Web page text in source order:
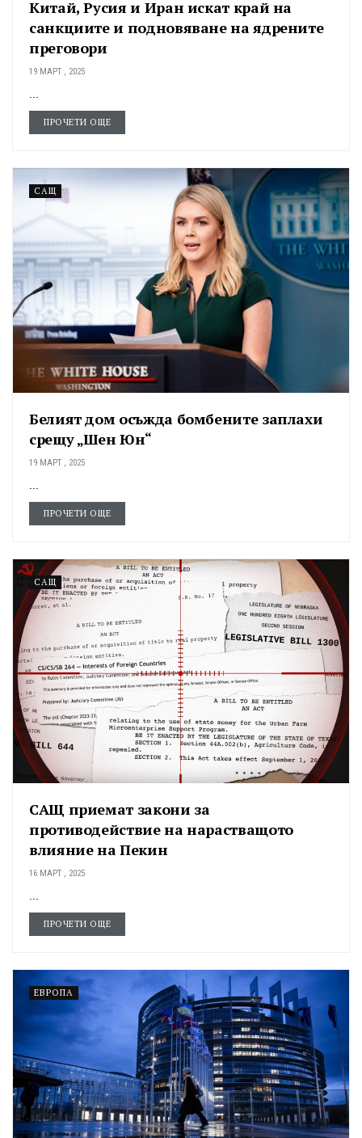
Китай, Русия и Иран искат край на
санкциите и подновяване на ядрените
преговори
19 МАРТ , 2025
...
ПРОЧЕТИ ОЩЕ
САЩ
Белият дом осъжда бомбените заплахи
срещу „Шен Юн“
19 МАРТ , 2025
ПРОЧЕТИ ОЩЕ
САЩ
САЩ приемат закони за
противодействие на нарастващото
влияние на Пекин
16 МАРТ , 2025
ПРОЧЕТИ ОЩЕ
ЕВРОПА